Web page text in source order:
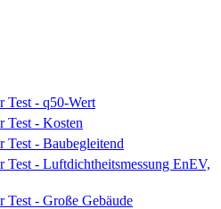
Test - q50-Wert
Test - Kosten
- Baubegleitend
Test - Luftdichtheitsmessung EnEV,
- Große Gebäude